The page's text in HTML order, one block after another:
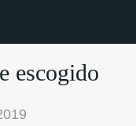
escogido